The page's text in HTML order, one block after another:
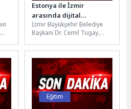
Estonya ile İzmir
arasında dijital
dönüşüm ve iş birliği
köprüsü
İzmir Büyükşehir Belediye
Başkanı Dr. Cemil Tugay,
Büyükelçisi Väino Reinart ve
Estonya’nın İzmir...
Eğitim